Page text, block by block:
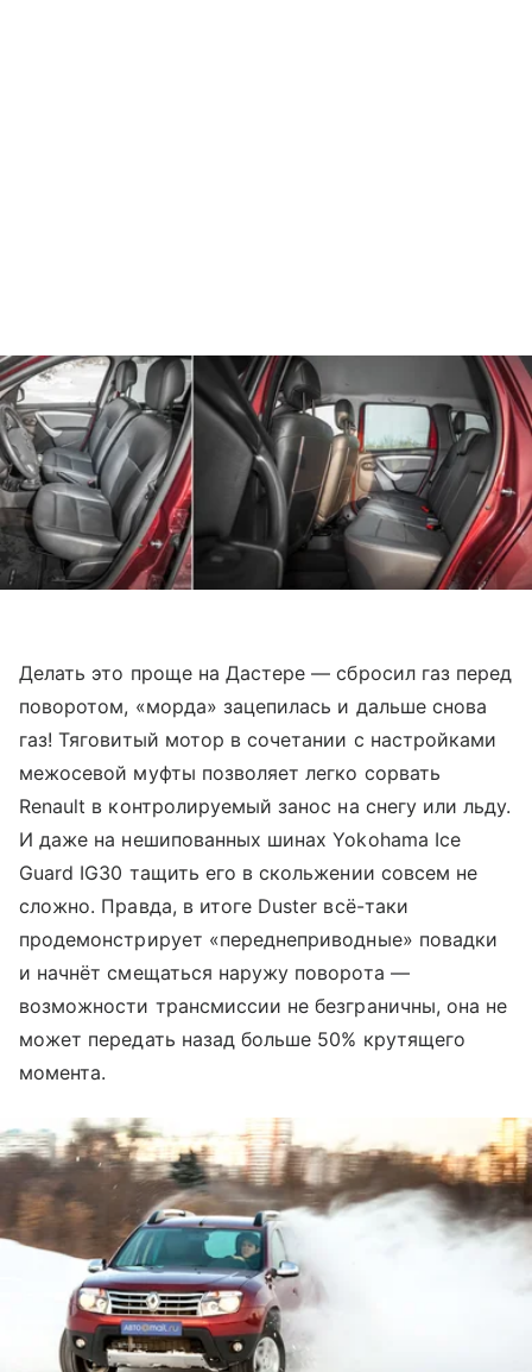
Делать это проще на Дастере — сбросил газ перед
поворотом, «морда» зацепилась и дальше снова
газ! Тяговитый мотор в сочетании с настройками
межосевой муфты позволяет легко сорвать
Renault в контролируемый занос на снегу или льду.
И даже на нешипованных шинах Yokohama Ice
Guard IG30 тащить его в скольжении совсем не
сложно. Правда, в итоге Duster всё-таки
продемонстрирует «переднеприводные» повадки
и начнёт смещаться наружу поворота —
возможности трансмиссии не безграничны, она не
может передать назад больше 50% крутящего
момента.